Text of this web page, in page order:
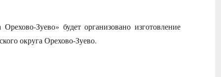
Зуево» будет организовано изготовление
округа Орехово-Зуево.